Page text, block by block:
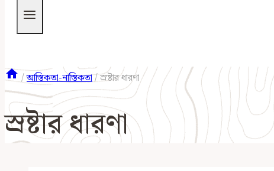
/আস্তিকতা-নাস্তিকতা/স্রষ্টার ধারণা
স্রষ্টার ধারণা